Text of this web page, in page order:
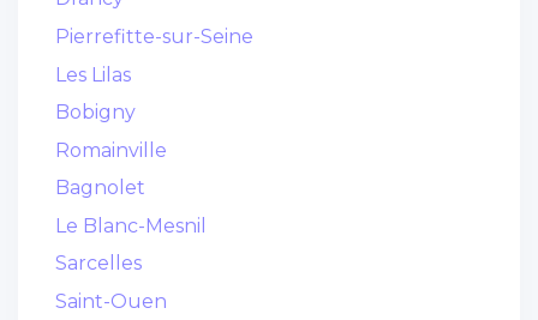
Pierrefitte-sur-Seine
Les Lilas
Bobigny
Romainville
Bagnolet
Le Blanc-Mesnil
Sarcelles
Saint-Ouen